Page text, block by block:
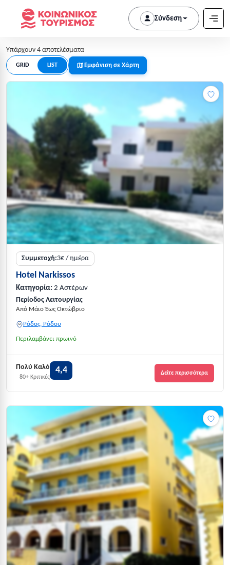
Σύνδεση
Υπάρχουν 4 αποτελέσματα
GRID LIST Εμφάνιση σε Χάρτη
Συμμετοχή:3€ / ημέρα
Hotel Narkissos
Κατηγορία: 2 Αστέρων
Περίοδος Λειτουργίας
Από Μάιο Έως Οκτώβριο
Ρόδος, Ρόδου
Περιλαμβάνει πρωινό
Πολύ Καλό
80+ Κριτικές
4,4 Δείτε περισσότερα